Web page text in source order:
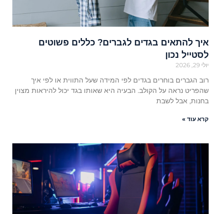
איך להתאים בגדים לגברים? כללים פשוטים
לסטייל נכון
יולי 29, 2026
רוב הגברים בוחרים בגדים לפי המידה שעל התווית או לפי איך
שהפריט נראה על הקולב. הבעיה היא שאותו בגד יכול להיראות מצוין
בחנות, אבל לשבת
קרא עוד »